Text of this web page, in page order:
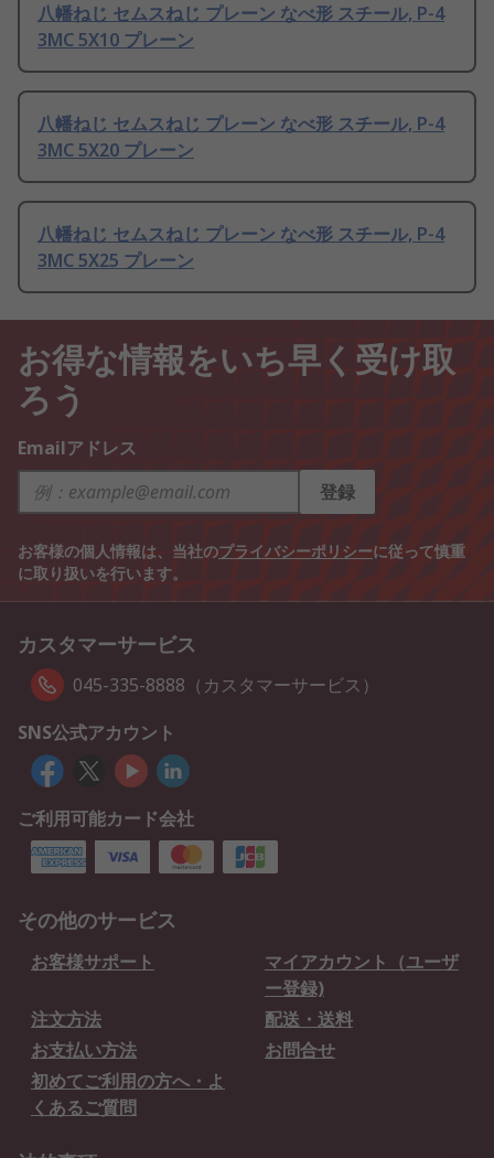
八幡ねじ セムスねじ プレーン なべ形 スチール, P-4
3MC 5X10 プレーン
八幡ねじ セムスねじ プレーン なべ形 スチール, P-4
3MC 5X20 プレーン
八幡ねじ セムスねじ プレーン なべ形 スチール, P-4
3MC 5X25 プレーン
お得な情報をいち早く受け取
ろう
Emailアドレス
登録
お客様の個人情報は、当社のプライバシーポリシーに従って慎重
に取り扱いを行います。
カスタマーサービス
045-335-8888（カスタマーサービス）
SNS公式アカウント
ご利用可能カード会社
その他のサービス
お客様サポート
マイアカウント（ユーザ
ー登録)
注文方法
配送・送料
お支払い方法
お問合せ
初めてご利用の方へ・よ
くあるご質問